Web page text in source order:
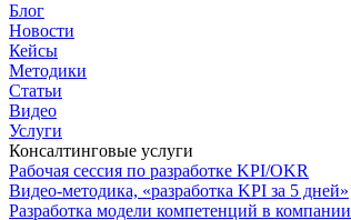
Блог
Новости
Кейсы
Методики
Статьи
Видео
Услуги
Консалтинговые услуги
Рабочая сессия по разработке KPI/OKR
Видео-методика, «разработка KPI за 5 дней»
Разработка модели компетенций в компании